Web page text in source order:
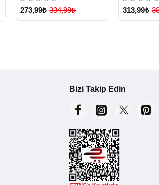
273,99₺ 334,99₺
313,99₺
Bizi Takip Edin